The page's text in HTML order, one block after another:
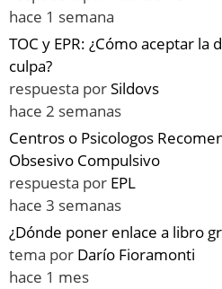
hace 1 semana
TOC y EPR: ¿Cómo aceptar
culpa?
respuesta porSildovs
hace 2 semanas
Centros o Psicologos
Obsesivo Compulsivo
respuesta por EPL
hace 3 semanas
¿Dónde poner enlace a libro
tema por Darío Fioramonti
hace 1 mes